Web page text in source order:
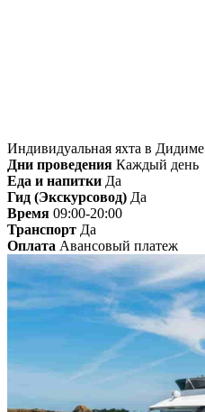
Индивидуальная яхта в Дидиме
Дни проведения Каждый день
Еда и напитки Да
Гид (Экскурсовод) Да
Время 09:00-20:00
Транспорт Да
Оплата Авансовый платеж